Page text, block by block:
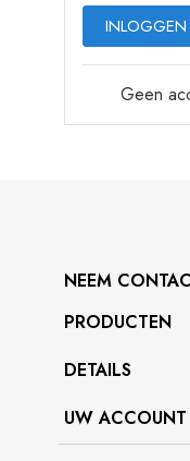
INLOGGEN
Geen
NEEM
PRODUCTEN
DETAILS
UW ACCOUNT